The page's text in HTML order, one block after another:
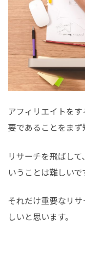
アフィリエイトを
要であることをまず
リサーチを飛ばし
いうことは難しいで
それだけ重要なリ
しいと思います。